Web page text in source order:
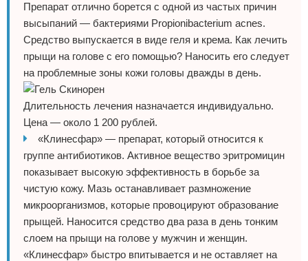
Препарат отлично борется с одной из частых причин
высыпаний — бактериями Propionibacterium acnes.
Средство выпускается в виде геля и крема. Как лечить
прыщи на голове с его помощью? Наносить его следует
на проблемные зоны кожи головы дважды в день.
Длительность лечения назначается индивидуально.
Цена — около 1 200 рублей.
«Клинесфар» — препарат, который относится к
группе антибиотиков. Активное вещество эритромицин
показывает высокую эффективность в борьбе за
чистую кожу. Мазь останавливает размножение
микроорганизмов, которые провоцируют образование
прыщей. Наносится средство два раза в день тонким
слоем на прыщи на голове у мужчин и женщин.
«Клинесфар» быстро впитывается и не оставляет на